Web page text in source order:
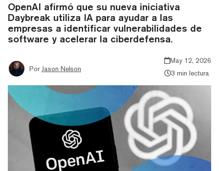
OpenAI afirmó que su nueva iniciativa
Daybreak utiliza IA para ayudar a las
empresas a identificar vulnerabilidades de
software y acelerar la ciberdefensa.
Por Jason Nelson
May 12, 2026
3 min lectura